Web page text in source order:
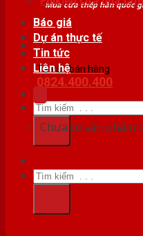
Mua cửa thép hàn quốc
Tư vấn bán hàng
0824.400.400
Tìm
kiếm:
Báo giá
Dự án thực tế
Tin tức
Liên hệ
Chưa có sản phẩm
Tìm
kiếm: